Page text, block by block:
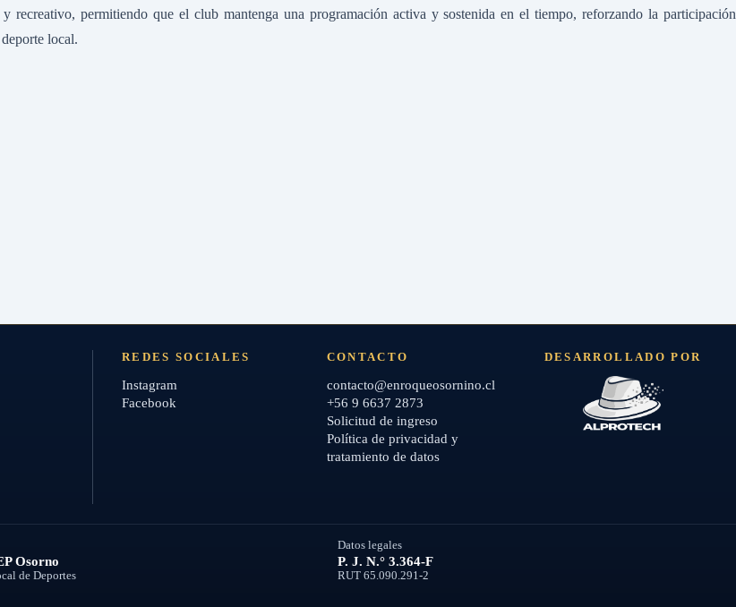
permitiendo que el club mantenga una programación activa y sostenida en el tiempo, reforzando la participación
local.
REDES SOCIALES
Instagram
Facebook
CONTACTO
contacto@enroqueosornino.cl
+56 9 6637 2873
Solicitud de ingreso
Política de privacidad y
tratamiento de datos
DESARROLLADO POR
Osorno
de Deportes
Datos legales
P. J. N.° 3.364-F
RUT 65.090.291-2